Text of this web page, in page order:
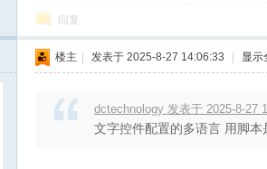
回复
楼主 发表于 2025-8-27 14:06:33 显示
dctechnology 发表于 2025-8-27
文字控件配置的多语言 用脚本